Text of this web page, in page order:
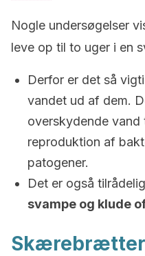
Nogle undersøgelser
leve op til to uger i en
Derfor er det så
vandet ud af dem.
overskydende
reproduktion af
patogener.
Det er også
svampe og klude
Skærebrætter